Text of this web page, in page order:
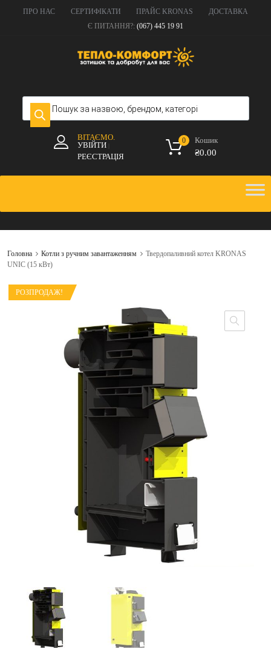
ПРО НАС СЕРТИФІКАТИ ПРАЙС KRONAS
ДОСТАВКА
Є ПИТАННЯ?: (067) 445 19 91
ВІТАЄМО.
УВІЙТИ
РЕЄСТРАЦІЯ
Кошик
₴0.00
0
Головна Котли з ручним завантаженням
Твердопаливний котел KRONAS
UNIC (15 кВт)
РОЗПРОДАЖ!